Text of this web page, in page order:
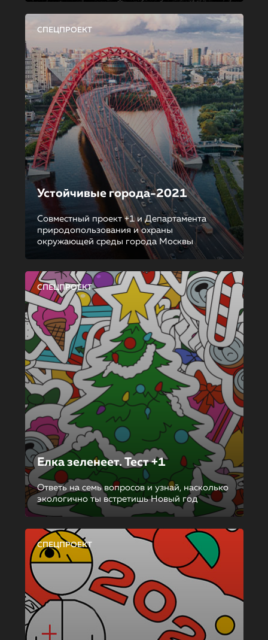
СПЕЦПРОЕКТ
Устойчивые города-2021
Совместный проект +1 и Департамента
природопользования и охраны
окружающей среды города Москвы
СПЕЦПРОЕКТ
Елка зеленеет. Тест +1
Ответь на семь вопросов и узнай, насколько
экологично ты встретишь Новый год
СПЕЦПРОЕКТ